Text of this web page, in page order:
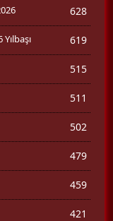
628
619
515
511
502
479
459
421